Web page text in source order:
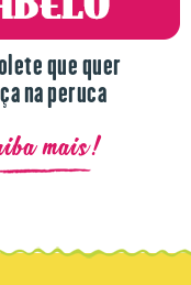
que quer
na peruca
mais!